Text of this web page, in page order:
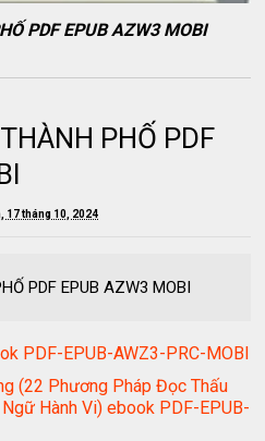
PDF EPUB AZW3 MOBI
PHỐ PDF
17 tháng 10, 2024
PDF EPUB AZW3 MOBI
PDF-EPUB-AWZ3-PRC-MOBI
(22 Phương Pháp Đọc Thấu
Hành Vi) ebook PDF-EPUB-